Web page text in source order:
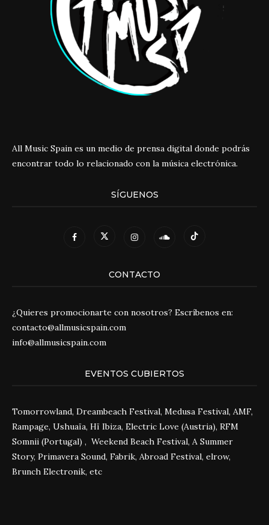
All Music Spain es un medio de prensa digital donde podrás
encontrar todo lo relacionado con la música electrónica.
SÍGUENOS
CONTACTO
¿Quieres promocionarte con nosotros? Escríbenos en:
contacto@allmusicspain.com
info@allmusicspain.com
EVENTOS CUBIERTOS
Tomorrowland, Dreambeach Festival, Medusa Festival, AMF,
Rampage, Ushuaïa, Hï Ibiza, Electric Love (Austria), RFM
Somnii (Portugal) , Weekend Beach Festival, A Summer
Story, Primavera Sound, Fabrik, Abroad Festival, elrow,
Brunch Electronik, etc